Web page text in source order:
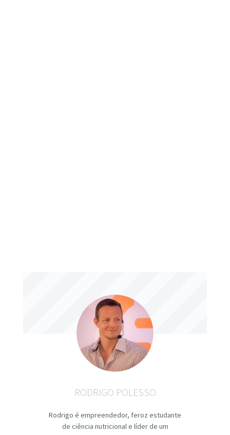
RODRIGO POLESSO
Rodrigo é empreendedor, feroz estudante
de ciência nutricional e líder de um